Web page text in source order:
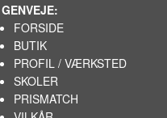
GENVEJE:
FORSIDE
BUTIK
PROFIL / VÆRKSTED
SKOLER
PRISMATCH